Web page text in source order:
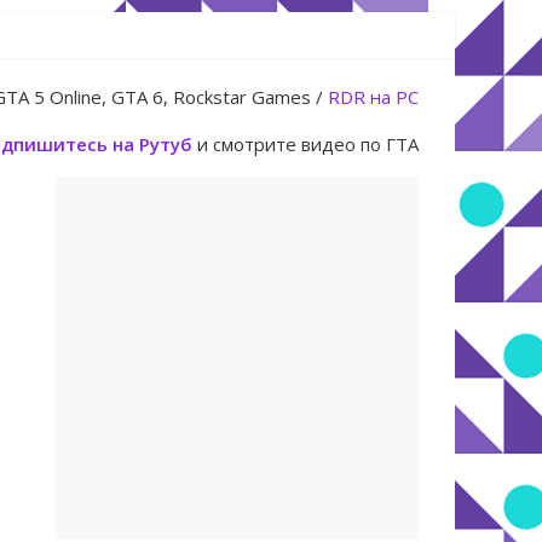
5 Online, GTA 6, Rockstar Games / RDR на PC
на Рутуб и смотрите видео по ГТА